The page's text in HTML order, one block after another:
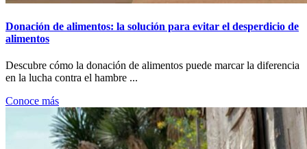
Donación de alimentos: la solución para evitar el desperdicio de
alimentos
Descubre cómo la donación de alimentos puede marcar la diferencia
en la lucha contra el hambre ...
Conoce más